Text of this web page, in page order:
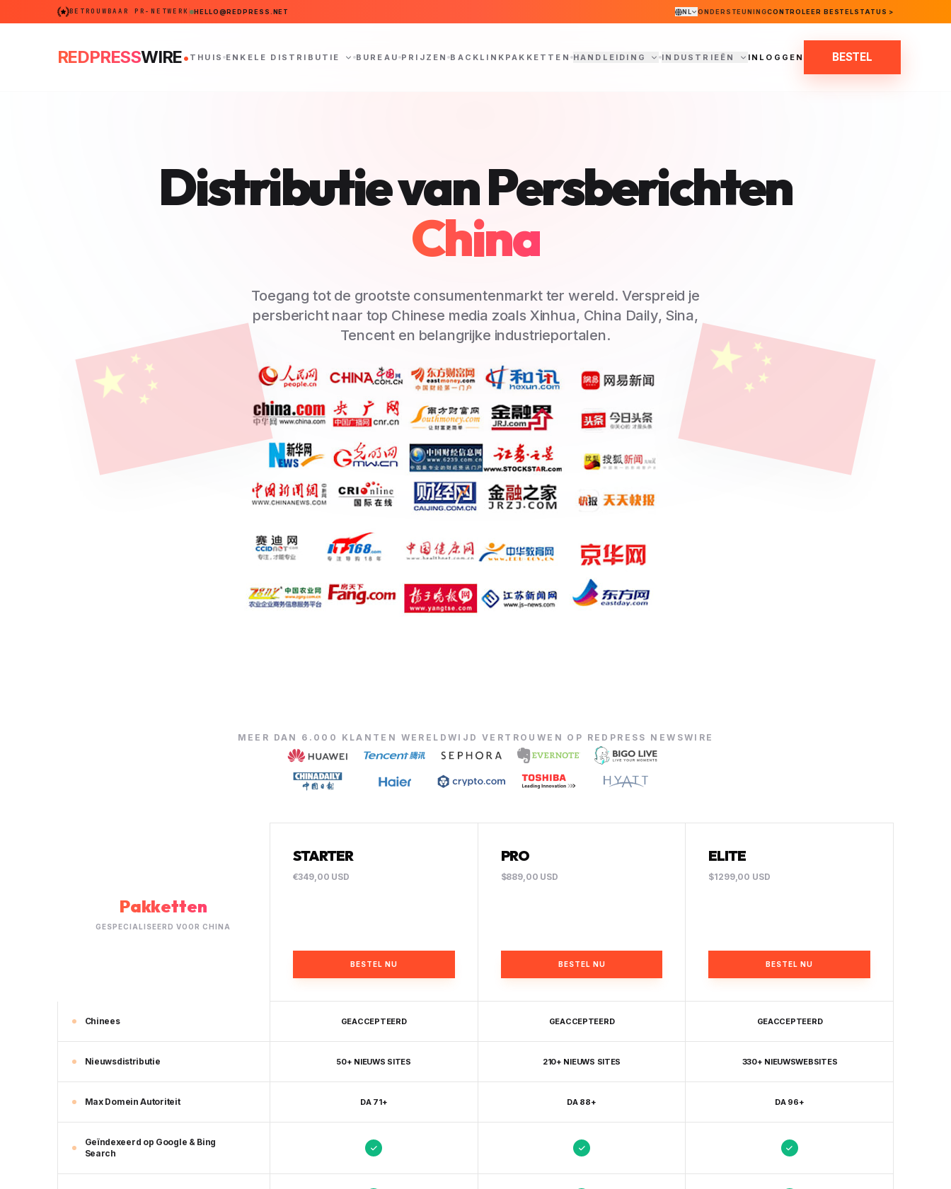
BETROUWBAAR PR-NETWERK HELLO@REDPRESS.NET NL ONDERSTEUNINGCONTROLEER BESTELSTATUS >
REDPRESSWIRE. THUIS ENKELE DISTRIBUTIE BUREAU PRIJZEN BACKLINKPAKKETTEN HANDLEIDING INDUSTRIEËN INLOGGEN BESTEL
Distributie van Persberichten
China
Toegang tot de grootste consumentenmarkt ter wereld. Verspreid je
persbericht naar top Chinese media zoals Xinhua, China Daily, Sina,
Tencent en belangrijke industrieportalen.
MEER DAN 6.000 KLANTEN WERELDWIJD VERTROUWEN OP REDPRESS NEWSWIRE
Pakketten
GESPECIALISEERD VOOR CHINA
STARTER
€349,00 USD
BESTEL NU
PRO
$889,00 USD
BESTEL NU
ELITE
$1299,00 USD
BESTEL NU
Chinees GEACCEPTEERD GEACCEPTEERD GEACCEPTEERD
Nieuwsdistributie 50+ NIEUWS SITES 210+ NIEUWS SITES 330+ NIEUWSWEBSITES
Max Domein Autoriteit DA 71+ DA 88+ DA 96+
Geïndexeerd op Google & Bing
Search